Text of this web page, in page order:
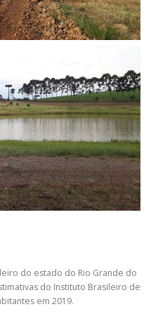
do estado do Rio Grande do
do Instituto Brasileiro de
em 2019.